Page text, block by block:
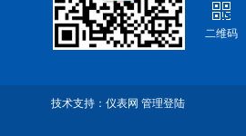
技术支持： 仪表网 管理登陆
二维码